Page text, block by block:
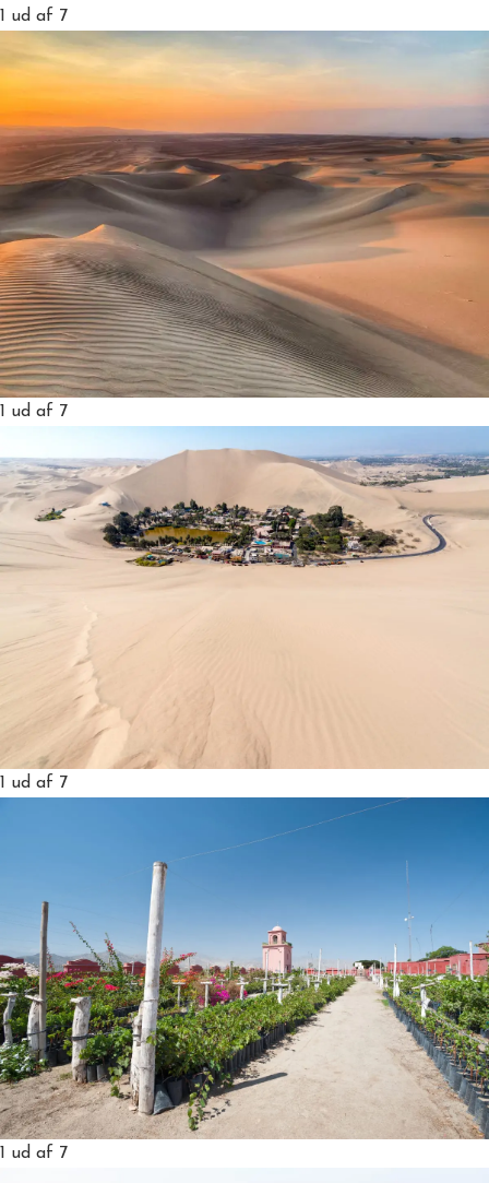
1 ud af 7
1 ud af 7
1 ud af 7
1 ud af 7